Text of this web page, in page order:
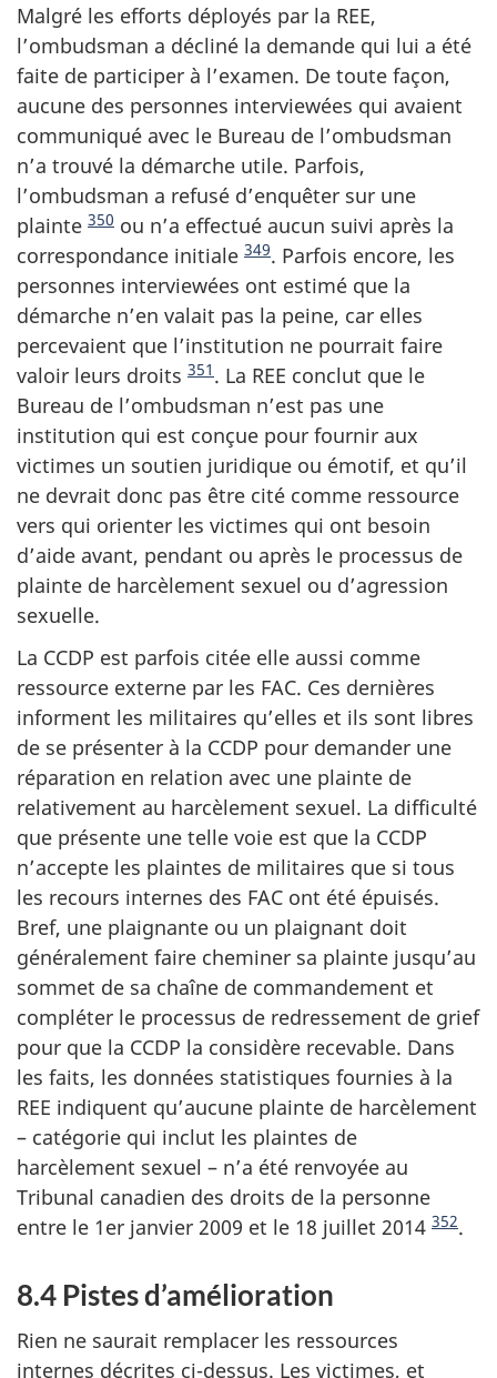
Malgré les efforts déployés par la REE,
l’ombudsman a décliné la demande qui lui a été
faite de participer à l’examen. De toute façon,
aucune des personnes interviewées qui avaient
communiqué avec le Bureau de l’ombudsman
n’a trouvé la démarche utile. Parfois,
l’ombudsman a refusé d’enquêter sur une
plainte 350 ou n’a effectué aucun suivi après la
correspondance initiale 349. Parfois encore, les
personnes interviewées ont estimé que la
démarche n’en valait pas la peine, car elles
percevaient que l’institution ne pourrait faire
valoir leurs droits 351 . La REE conclut que le
Bureau de l’ombudsman n’est pas une
institution qui est conçue pour fournir aux
victimes un soutien juridique ou émotif, et qu’il
ne devrait donc pas être cité comme ressource
vers qui orienter les victimes qui ont besoin
d’aide avant, pendant ou après le processus de
plainte de harcèlement sexuel ou d’agression
sexuelle.
La CCDP est parfois citée elle aussi comme
ressource externe par les FAC. Ces dernières
informent les militaires qu’elles et ils sont libres
de se présenter à la CCDP pour demander une
réparation en relation avec une plainte de
relativement au harcèlement sexuel. La difficulté
que présente une telle voie est que la CCDP
n’accepte les plaintes de militaires que si tous
les recours internes des FAC ont été épuisés.
Bref, une plaignante ou un plaignant doit
généralement faire cheminer sa plainte jusqu’au
sommet de sa chaîne de commandement et
compléter le processus de redressement de grief
pour que la CCDP la considère recevable. Dans
les faits, les données statistiques fournies à la
REE indiquent qu’aucune plainte de harcèlement
– catégorie qui inclut les plaintes de
harcèlement sexuel – n’a été renvoyée au
Tribunal canadien des droits de la personne
entre le 1er janvier 2009 et le 18 juillet 2014 352.
8.4 Pistes d’amélioration
Rien ne saurait remplacer les ressources
internes décrites ci-dessus. Les victimes, et